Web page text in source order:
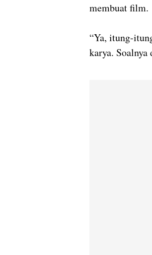
membuat film.
“Ya, itung-
karya. Soalnya